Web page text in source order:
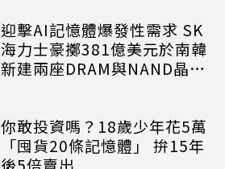
迎擊AI記憶體爆發性需求 SK
海力士豪擲381億美元於南韓
新建兩座DRAM與NAND晶圓
你敢投資嗎？18歲少年花5萬
「囤貨20條記憶體」 拚15年
後5倍賣出